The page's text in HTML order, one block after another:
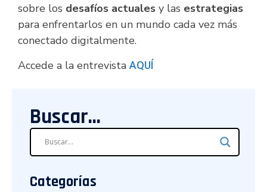
sobre los desafíos actuales y las estrategias
para enfrentarlos en un mundo cada vez más
conectado digitalmente.
Accede a la entrevista AQUÍ
Buscar...
Categorías